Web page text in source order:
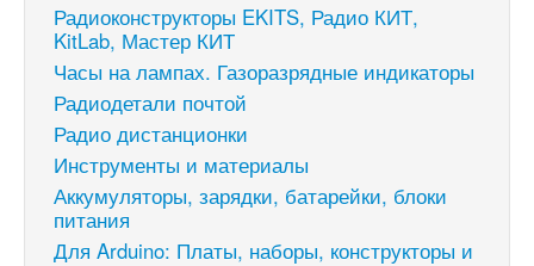
Радиоконструкторы EKITS, Радио КИТ,
KitLab, Мастер КИТ
Часы на лампах. Газоразрядные индикаторы
Радиодетали почтой
Радио дистанционки
Инструменты и материалы
Аккумуляторы, зарядки, батарейки, блоки
питания
Для Arduino: Платы, наборы, конструкторы и